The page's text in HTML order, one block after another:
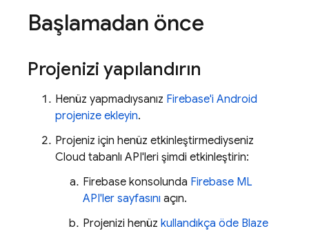
Başlamadan önce
Projenizi yapılandırın
Henüz yapmadıysanız Firebase'i Android
projenize ekleyin.
Projeniz için henüz etkinleştirmediyseniz
Cloud tabanlı API'leri şimdi etkinleştirin:
Firebase konsolunda Firebase ML
API'ler sayfasını açın.
Projenizi henüz kullandıkça öde Blaze